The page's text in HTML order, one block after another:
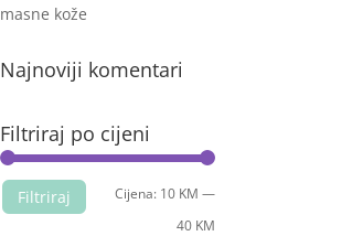
masne kože
Najnoviji komentari
Filtriraj po cijeni
Min
cijena
Maks
cijena
Filtriraj Cijena: 10 KM —
40 KM